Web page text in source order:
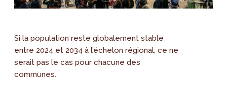
Si la population reste globalement stable
entre 2024 et 2034 à l’échelon régional, ce ne
serait pas le cas pour chacune des
communes.